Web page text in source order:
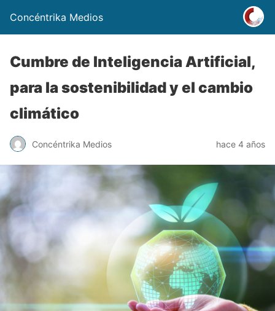
Concéntrika Medios
Cumbre de Inteligencia Artificial,
para la sostenibilidad y el cambio
climático
Concéntrika Medios hace 4 años